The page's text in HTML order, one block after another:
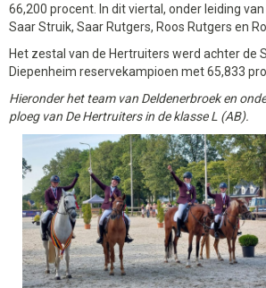
66,200 procent. In dit viertal, onder leiding
Saar Struik, Saar Rutgers, Roos Rutgers en
Het zestal van de Hertruiters werd achter de
Diepenheim reservekampioen met 65,833
Hieronder het team van Deldenerbroek en
ploeg van De Hertruiters in de klasse L (AB).